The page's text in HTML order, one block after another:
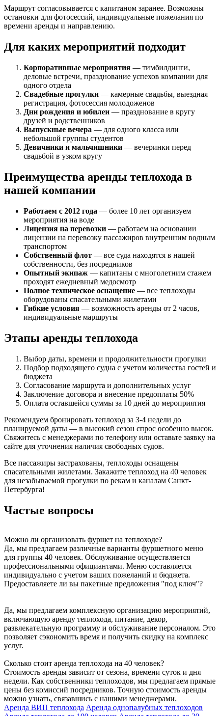
Маршрут согласовывается с капитаном заранее. Возможны
остановки для фотосессий, индивидуальные пожелания по
времени аренды и направлению.
Для каких мероприятий подходит
Корпоративные мероприятия — тимбилдинги,
деловые встречи, празднование успехов компании для
одного отдела
Свадебные прогулки — камерные свадьбы, выездная
регистрация, фотосессия молодоженов
Дни рождения и юбилеи — празднование в кругу
друзей и родственников
Выпускные вечера — для одного класса или
небольшой группы студентов
Девичники и мальчишники — вечеринки перед
свадьбой в узком кругу
Преимущества аренды теплохода в
нашей компании
Работаем с 2012 года — более 10 лет организуем
мероприятия на воде
Лицензия на перевозки — работаем на основании
лицензии на перевозку пассажиров внутренним водным
транспортом
Собственный флот — все суда находятся в нашей
собственности, без посредников
Опытный экипаж — капитаны с многолетним стажем
проходят ежедневный медосмотр
Полное техническое оснащение — все теплоходы
оборудованы спасательными жилетами
Гибкие условия — возможность аренды от 2 часов,
индивидуальные маршруты
Этапы аренды теплохода
Выбор даты, времени и продолжительности прогулки
Подбор подходящего судна с учетом количества гостей и
бюджета
Согласование маршрута и дополнительных услуг
Заключение договора и внесение предоплаты 50%
Оплата оставшейся суммы за 10 дней до мероприятия
Рекомендуем бронировать теплоход за 3-4 недели до
планируемой даты — в высокий сезон спрос особенно высок.
Свяжитесь с менеджерами по телефону или оставьте заявку на
сайте для уточнения наличия свободных судов.
Все пассажиры застрахованы, теплоходы оснащены
спасательными жилетами. Закажите теплоход на 40 человек
для незабываемой прогулки по рекам и каналам Санкт-
Петербурга!
Частые вопросы
Можно ли организовать фуршет на теплоходе?
Да, мы предлагаем различные варианты фуршетного меню
для группы 40 человек. Обслуживание осуществляется
профессиональными официантами. Меню составляется
индивидуально с учетом ваших пожеланий и бюджета.
Предоставляете ли вы пакетные предложения "под ключ"?
Да, мы предлагаем комплексную организацию мероприятий,
включающую аренду теплохода, питание, декор,
развлекательную программу и обслуживание персоналом. Это
позволяет сэкономить время и получить скидку на комплекс
услуг.
Сколько стоит аренда теплохода на 40 человек?
Стоимость аренды зависит от сезона, времени суток и дня
недели. Как собственники теплоходов, мы предлагаем прямые
цены без комиссий посредников. Точную стоимость аренды
можно узнать, связавшись с нашими менеджерами.
Аренда ВИП теплохода Аренда однопалубных теплоходов